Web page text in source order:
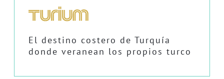
El destino costero de Turquía
donde veranean los propios turco